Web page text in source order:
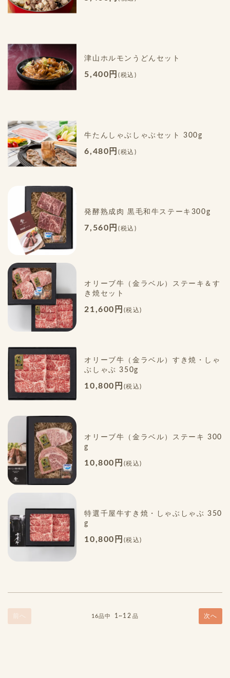
津山ホルモンうどんセット
5,400円 (税込)
牛たんしゃぶしゃぶセット 300g
6,480円 (税込)
発酵熟成肉 黒毛和牛ステーキ300g
7,560円 (税込)
オリーブ牛（金ラベル）ステーキ＆す
き焼セット
21,600円 (税込)
オリーブ牛（金ラベル）すき焼・しゃ
ぶしゃぶ 350g
10,800円 (税込)
オリーブ牛（金ラベル）ステーキ 300
g
10,800円 (税込)
特選千屋牛すき焼・しゃぶしゃぶ 350
g
10,800円 (税込)
前へ 16品中 1~12 品 次へ